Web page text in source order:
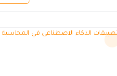
السعر
السعر